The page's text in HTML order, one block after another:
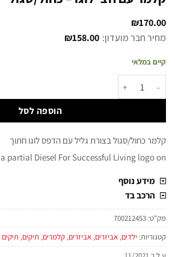
₪170.00
מחיר חבר מועדון:
₪158.00
קיים במלאי
הוספה לסל
קלמר כחול/סגול בצורת גליל עם הדפס לוגו חתוך
partial Diesel For Successful Living logo on
מידע נוסף
הרכב בד
מק"ט: 700212453
קטגוריות: ילדים, אביזרים, אביזרים, קלמרים, תיקים, תיקים